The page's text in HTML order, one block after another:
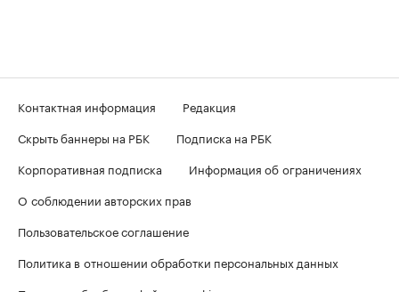
Контактная информация
Редакция
Скрыть баннеры на РБК
Подписка на РБК
Корпоративная подписка
Информация об ограничениях
О соблюдении авторских прав
Пользовательское соглашение
Политика в отношении обработки персональных данных